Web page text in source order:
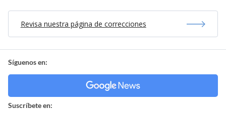
Revisa nuestra página de correcciones
Síguenos en:
Suscríbete en: